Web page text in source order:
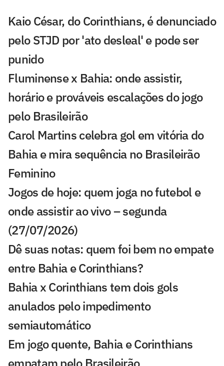
Kaio César, do Corinthians, é denunciado
pelo STJD por 'ato desleal' e pode ser
punido
Fluminense x Bahia: onde assistir,
horário e prováveis escalações do jogo
pelo Brasileirão
Carol Martins celebra gol em vitória do
Bahia e mira sequência no Brasileirão
Feminino
Jogos de hoje: quem joga no futebol e
onde assistir ao vivo – segunda
(27/07/2026)
Dê suas notas: quem foi bem no empate
entre Bahia e Corinthians?
Bahia x Corinthians tem dois gols
anulados pelo impedimento
semiautomático
Em jogo quente, Bahia e Corinthians